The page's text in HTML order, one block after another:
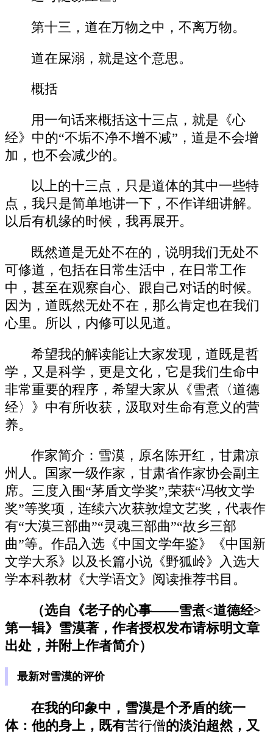
第十三，道在万物之中，不离万物。
道在屎溺，就是这个意思。
概括
用一句话来概括这十三点，就是《心
经》中的“不垢不净不增不减”，道是不会增
加，也不会减少的。
以上的十三点，只是道体的其中一些特
点，我只是简单地讲一下，不作详细讲解。
以后有机缘的时候，我再展开。
既然道是无处不在的，说明我们无处不
可修道，包括在日常生活中，在日常工作
中，甚至在观察自心、跟自己对话的时候。
因为，道既然无处不在，那么肯定也在我们
心里。所以，内修可以见道。
希望我的解读能让大家发现，道既是哲
学，又是科学，更是文化，它是我们生命中
非常重要的程序，希望大家从《雪煮〈道德
经〉》中有所收获，汲取对生命有意义的营
养。
作家简介：雪漠，原名陈开红，甘肃凉
州人。国家一级作家，甘肃省作家协会副主
席。三度入围“茅盾文学奖”,荣获“冯牧文学
奖”等奖项，连续六次获敦煌文艺奖，代表作
有“大漠三部曲”“灵魂三部曲”“故乡三部
曲”等。作品入选《中国文学年鉴》《中国新
文学大系》以及长篇小说《野狐岭》入选大
学本科教材《大学语文》阅读推荐书目。
（选自《老子的心事——雪煮<道德经>
第一辑》雪漠著，作者授权发布请标明文章
出处，并附上作者简介）
最新对雪漠的评价
在我的印象中，雪漠是个矛盾的统一
体：他的身上，既有苦行僧的淡泊超然，又